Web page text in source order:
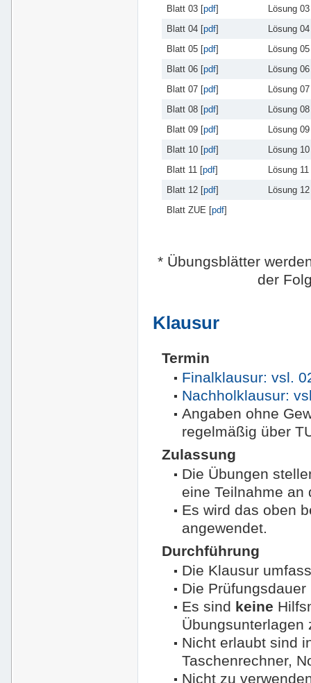
Blatt 03 [pdf]
Lösung
Blatt 04 [pdf]
Lösung
Blatt 05 [pdf]
Lösung
Blatt 06 [pdf]
Lösung
Blatt 07 [pdf]
Lösung
Blatt 08 [pdf]
Lösung
Blatt 09 [pdf]
Lösung
Blatt 10 [pdf]
Lösung
Blatt 11 [pdf]
Lösung 11
Blatt 12 [pdf]
Lösung
Blatt ZUE [pdf]
* Übungsblätter
der
Klausur
Termin
Finalklausur: vsl.
Nachholklausur:
Angaben ohne
regelmäßig über
Zulassung
Die Übungen
eine Teilnahme an
Es wird das oben
angewendet.
Durchführung
Die Klausur
Die
Es sind keine
Übungsunterlagen
Nicht erlaubt sind
Taschenrechner,
Nicht zu